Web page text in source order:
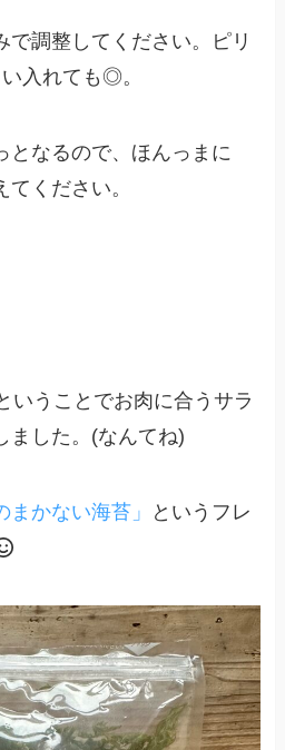
で調整してください。ピリ
入れても◎。
となるので、ほんっまに
てください。
いうことでお肉に合うサラ
ました。(なんてね)
まかない海苔」
というフレ